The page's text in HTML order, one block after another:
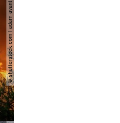
© shutterstock.com | adam avant